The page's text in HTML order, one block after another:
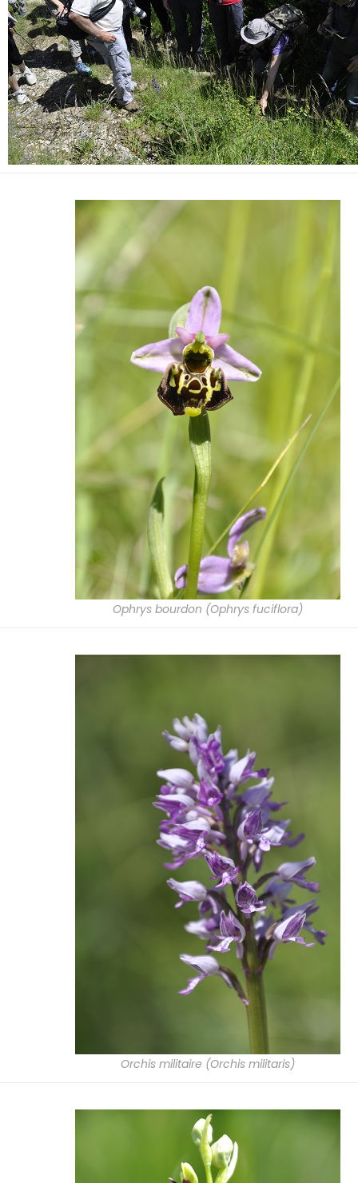
Ophrys bourdon (Ophrys fuciflora)
Orchis militaire (Orchis militaris)